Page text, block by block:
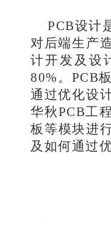
PCB设计
对后端生产
计开发及设
80%。PCB
通过优化设
华秋PCB工
板等模块进
及如何通过